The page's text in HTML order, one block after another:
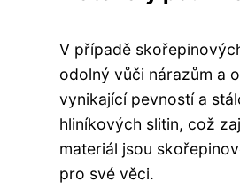
V případě
odolný vůči nárazům a
vynikající pevností a
hliníkových slitin, což
materiál jsou
pro své věci.